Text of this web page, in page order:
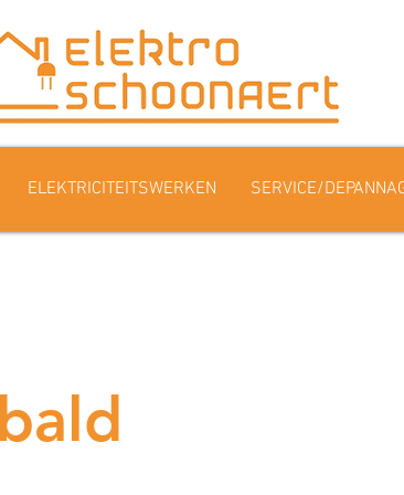
ELEKTRICITEITSWERKEN SERVICE/